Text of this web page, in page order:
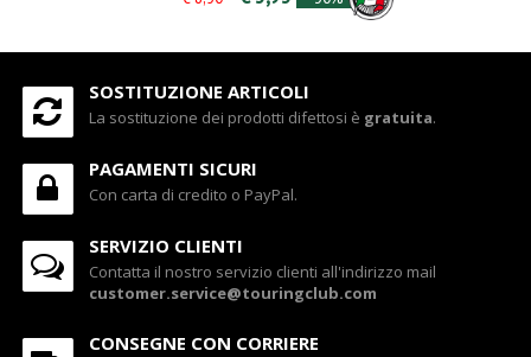
SOSTITUZIONE ARTICOLI
La sostituzione dei prodotti difettosi è gratuita.
PAGAMENTI SICURI
Con carta di credito o PayPal.
SERVIZIO CLIENTI
Contatta il nostro servizio clienti all'indirizzo mail
customer.service@touringclub.com
CONSEGNE CON CORRIERE